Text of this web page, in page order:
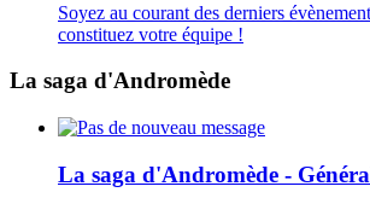
Soyez au courant des derniers
constituez votre équipe !
La saga d'Andromède
La saga d'Andromède -